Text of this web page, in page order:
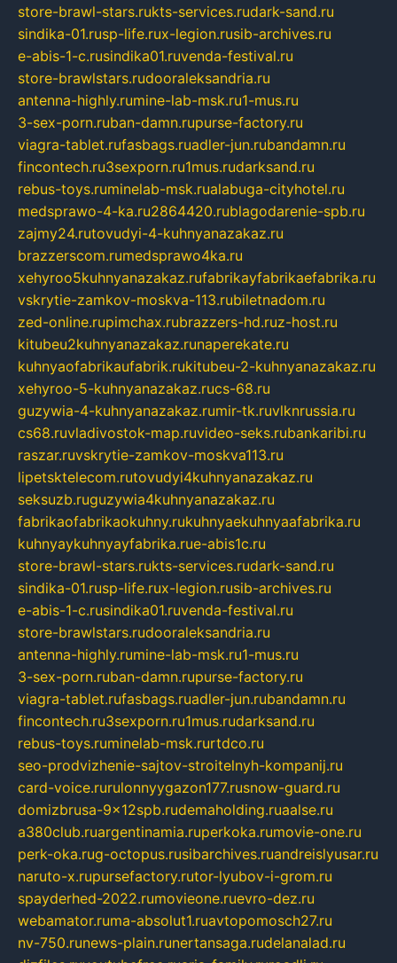
store-brawl-stars.rukts-services.rudark-sand.ru
sindika-01.rusp-life.rux-legion.rusib-archives.ru
e-abis-1-c.rusindika01.ruvenda-festival.ru
store-brawlstars.rudooraleksandria.ru
antenna-highly.rumine-lab-msk.ru1-mus.ru
3-sex-porn.ruban-damn.rupurse-factory.ru
viagra-tablet.rufasbags.ruadler-jun.rubandamn.ru
fincontech.ru3sexporn.ru1mus.rudarksand.ru
rebus-toys.ruminelab-msk.rualabuga-cityhotel.ru
medsprawo-4-ka.ru2864420.rublagodarenie-spb.ru
zajmy24.rutovudyi-4-kuhnyanazakaz.ru
brazzerscom.rumedsprawo4ka.ru
xehyroo5kuhnyanazakaz.rufabrikayfabrikaefabrika.ru
vskrytie-zamkov-moskva-113.rubiletnadom.ru
zed-online.rupimchax.rubrazzers-hd.ruz-host.ru
kitubeu2kuhnyanazakaz.runaperekate.ru
kuhnyaofabrikaufabrik.rukitubeu-2-kuhnyanazakaz.ru
xehyroo-5-kuhnyanazakaz.rucs-68.ru
guzywia-4-kuhnyanazakaz.rumir-tk.ruvlknrussia.ru
cs68.ruvladivostok-map.ruvideo-seks.rubankaribi.ru
raszar.ruvskrytie-zamkov-moskva113.ru
lipetsktelecom.rutovudyi4kuhnyanazakaz.ru
seksuzb.ruguzywia4kuhnyanazakaz.ru
fabrikaofabrikaokuhny.rukuhnyaekuhnyaafabrika.ru
kuhnyaykuhnyayfabrika.rue-abis1c.ru
store-brawl-stars.rukts-services.rudark-sand.ru
sindika-01.rusp-life.rux-legion.rusib-archives.ru
e-abis-1-c.rusindika01.ruvenda-festival.ru
store-brawlstars.rudooraleksandria.ru
antenna-highly.rumine-lab-msk.ru1-mus.ru
3-sex-porn.ruban-damn.rupurse-factory.ru
viagra-tablet.rufasbags.ruadler-jun.rubandamn.ru
fincontech.ru3sexporn.ru1mus.rudarksand.ru
rebus-toys.ruminelab-msk.rurtdco.ru
seo-prodvizhenie-sajtov-stroitelnyh-kompanij.ru
card-voice.rurulonnyygazon177.rusnow-guard.ru
domizbrusa-9x12spb.rudemaholding.ruaalse.ru
a380club.ruargentinamia.ruperkoka.rumovie-one.ru
perk-oka.rug-octopus.rusibarchives.ruandreislyusar.ru
naruto-x.rupursefactory.rutor-lyubov-i-grom.ru
spayderhed-2022.rumovieone.ruevro-dez.ru
webamator.ruma-absolut1.ruavtopomosch27.ru
nv-750.runews-plain.runertansaga.rudelanalad.ru